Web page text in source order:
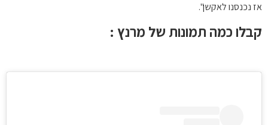
אז נכנסנו לאקשן".
קבלו כמה תמונות של מרנץ :